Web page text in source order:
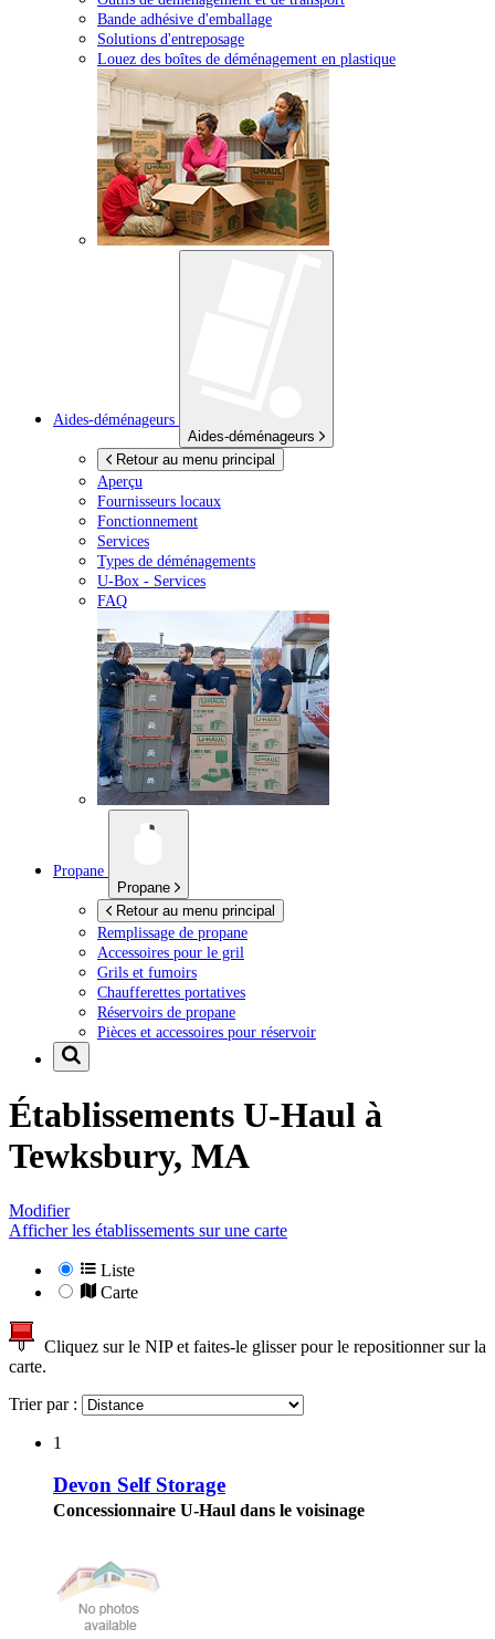
Bande adhésive d'emballage
Solutions d'entreposage
Louez des boîtes de déménagement en plastique
Aides-déménageurs
Aides-déménageurs
Retour au menu principal
Aperçu
Fournisseurs locaux
Fonctionnement
Services
Types de déménagements
U-Box - Services
FAQ
Propane
Propane
Retour au menu principal
Remplissage de propane
Accessoires pour le gril
Grils et fumoirs
Chaufferettes portatives
Réservoirs de propane
Pièces et accessoires pour réservoir
Établissements U-Haul à
Tewksbury, MA
Modifier
Afficher les établissements sur une carte
Liste
Carte
Cliquez sur le NIP et faites-le glisser pour le repositionner sur la
carte.
Trier par :
1
Devon Self Storage
Concessionnaire U-Haul dans le voisinage